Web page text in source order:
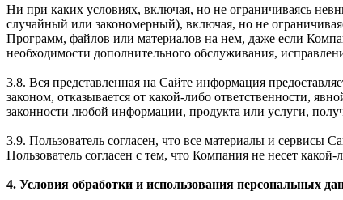
Ни при каких условиях, включая, но не ограничиваясь
случайный или закономерный), включая, но не
Программ, файлов или материалов на нем, даже если
необходимости дополнительного обслуживания,
3.8. Вся представленная на Сайте информация
законом, отказывается от какой-либо ответственности,
законности любой информации, продукта или услуги,
3.9. Пользователь согласен, что все материалы и сервисы
Пользователь согласен с тем, что Компания не несет
4. Условия обработки и использования персональных